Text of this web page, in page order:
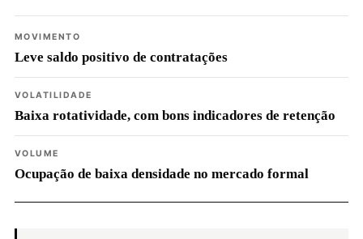
MOVIMENTO
Leve saldo positivo de contratações
VOLATILIDADE
Baixa rotatividade, com bons indicadores de retenção
VOLUME
Ocupação de baixa densidade no mercado formal